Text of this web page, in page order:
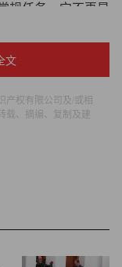
规任务。它不再是
运营架构深度连接
低行政负担，从而
的运营。人类依然
的情形。当今大多
留在趋势洞察，更
文
产权有限公司及/或相
载、摘编、复制及建